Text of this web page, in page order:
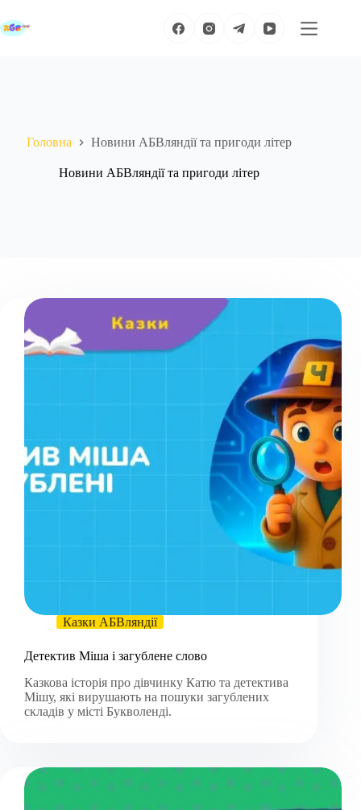
до
вмісту
Головна Новини АБВляндії та пригоди літер
Новини АБВляндії та пригоди літер
Казки АБВляндії
Детектив Міша і загублене слово
Казкова історія про дівчинку Катю та детектива
Мішу, які вирушають на пошуки загублених
складів у місті Букволенді.